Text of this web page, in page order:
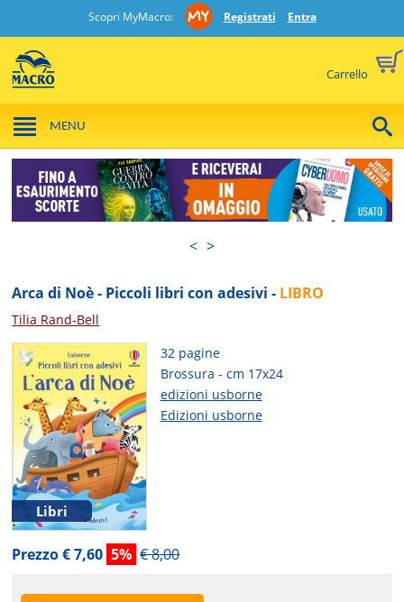
Scopri MyMacro: Registrati Entra
Carrello
MENU
< >
Arca di Noè - Piccoli libri con adesivi - LIBRO
Tilia Rand-Bell
Libri
32 pagine
Brossura - cm 17x24
edizioni usborne
Edizioni usborne
Prezzo € 7,60 5% € 8,00